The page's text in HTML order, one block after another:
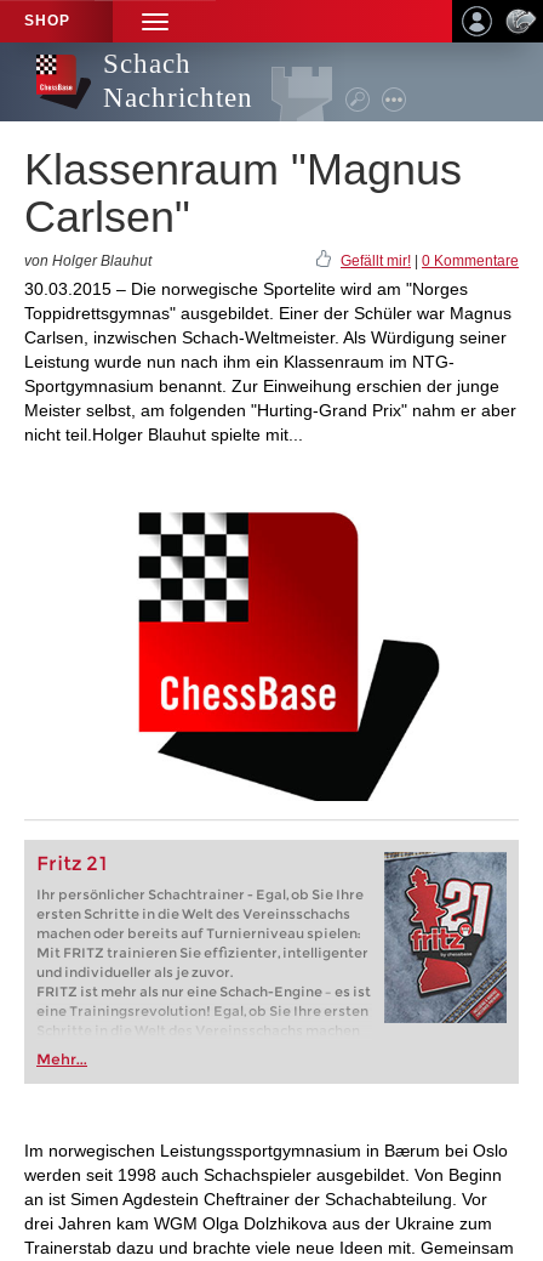
SHOP
TOGGLE
NAVIGATION
Schach
Nachrichten
Klassenraum "Magnus
Carlsen"
von Holger Blauhut Gefällt mir! 0 Kommentare
30.03.2015 – Die norwegische Sportelite wird am "Norges
Toppidrettsgymnas" ausgebildet. Einer der Schüler war Magnus
Carlsen, inzwischen Schach-Weltmeister. Als Würdigung seiner
Leistung wurde nun nach ihm ein Klassenraum im NTG-
Sportgymnasium benannt. Zur Einweihung erschien der junge
Meister selbst, am folgenden "Hurting-Grand Prix" nahm er aber
nicht teil.Holger Blauhut spielte mit...
Fritz 21
Ihr persönlicher Schachtrainer - Egal, ob Sie Ihre
ersten Schritte in die Welt des Vereinsschachs
machen oder bereits auf Turnierniveau spielen:
Mit FRITZ trainieren Sie effizienter, intelligenter
und individueller als je zuvor.
FRITZ ist mehr als nur eine Schach-Engine – es ist
eine Trainingsrevolution! Egal, ob Sie Ihre ersten
Schritte in die Welt des Vereinsschachs machen
oder bereits auf Turnierniveau spielen: Mit
FRITZ trainieren Sie effizienter, intelligenter und
individueller als je zuvor.
Mehr...
Im norwegischen Leistungssportgymnasium in Bærum bei Oslo
werden seit 1998 auch Schachspieler ausgebildet. Von Beginn
an ist Simen Agdestein Cheftrainer der Schachabteilung. Vor
drei Jahren kam WGM Olga Dolzhikova aus der Ukraine zum
Trainerstab dazu und brachte viele neue Ideen mit. Gemeinsam